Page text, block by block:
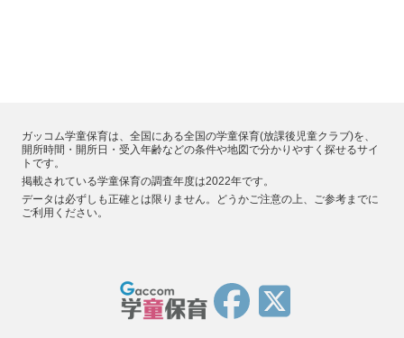
ガッコム学童保育は、全国にある全国の学童保育(放課後児童クラブ)を、
開所時間・開所日・受入年齢などの条件や地図で分かりやすく探せるサイ
トです。
掲載されている学童保育の調査年度は2022年です。
データは必ずしも正確とは限りません。どうかご注意の上、ご参考までに
ご利用ください。